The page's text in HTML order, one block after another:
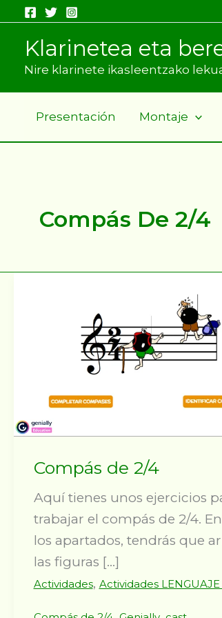
contenido
Klarinetea eta
Nire klarinete ikasleentzako
Presentación Montaje
Compás De 2/4
Compás de 2/4
Aquí tienes unos ejercicios
trabajar el compás de 2/4.
los apartados, tendrás que
las figuras […]
Actividades, Actividades